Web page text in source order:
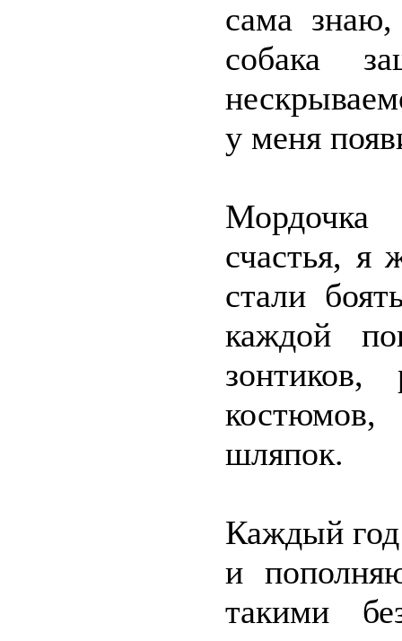
сама
собака
у меня
счастья,
стали
каждой
шляпок.
Каждый год
и
такими